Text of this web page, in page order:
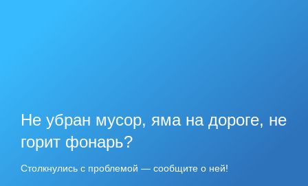
Не убран мусор, яма на дороге, не
горит фонарь?
Столкнулись с проблемой — сообщите о ней!